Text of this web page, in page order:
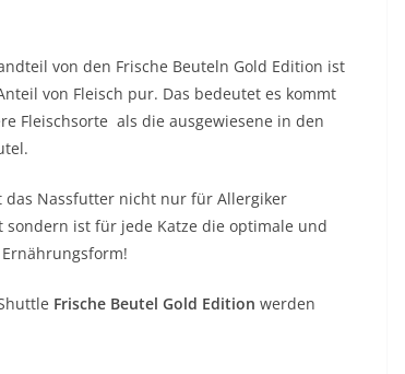
von den Frische Beuteln Gold Edition ist
von Fleisch pur. Das bedeutet es kommt
Fleischsorte als die ausgewiesene in den
das Nassfutter nicht nur für Allergiker
sondern ist für jede Katze die optimale und
Frische Beutel Gold Edition werden